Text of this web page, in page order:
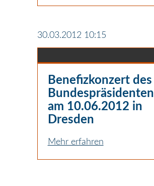
30.03.2012 10:15
Benefizkonzert des
Bundespräsidenten
am 10.06.2012 in
Dresden
Mehr erfahren